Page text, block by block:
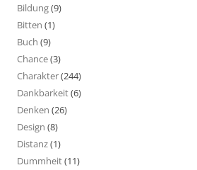
Bildung(9)
Bitten (1)
Buch (9)
Chance(3)
Charakter(244)
Dankbarkeit(6)
Denken (26)
Design (8)
Distanz(1)
Dummheit(11)